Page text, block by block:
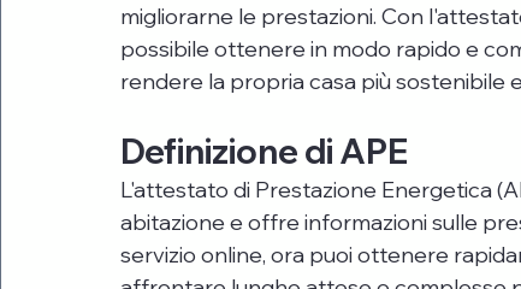
migliorarne le prestazioni. Con
possibile ottenere in modo rapido e
rendere la propria casa più sostenibile
Definizione di APE
L'attestato di Prestazione Energetica
abitazione e offre informazioni sulle
servizio online, ora puoi ottenere